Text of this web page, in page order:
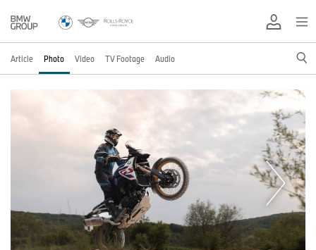
Article Photo Video TV Footage Audio